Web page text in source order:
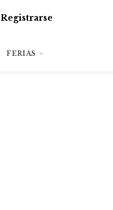
Registrarse
FERIAS